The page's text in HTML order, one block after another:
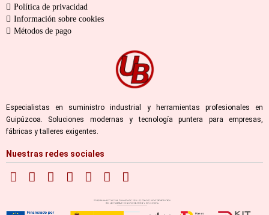
Política de privacidad
Información sobre cookies
Métodos de pago
Especialistas en suministro industrial y herramientas profesionales en
Guipúzcoa. Soluciones modernas y tecnología puntera para empresas,
fábricas y talleres exigentes.
Nuestras redes sociales